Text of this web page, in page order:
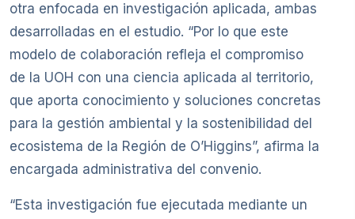
otra enfocada en investigación aplicada, ambas
desarrolladas en el estudio. “Por lo que este
modelo de colaboración refleja el compromiso
de la UOH con una ciencia aplicada al territorio,
que aporta conocimiento y soluciones concretas
para la gestión ambiental y la sostenibilidad del
ecosistema de la Región de O’Higgins”, afirma la
encargada administrativa del convenio.
“Esta investigación fue ejecutada mediante un